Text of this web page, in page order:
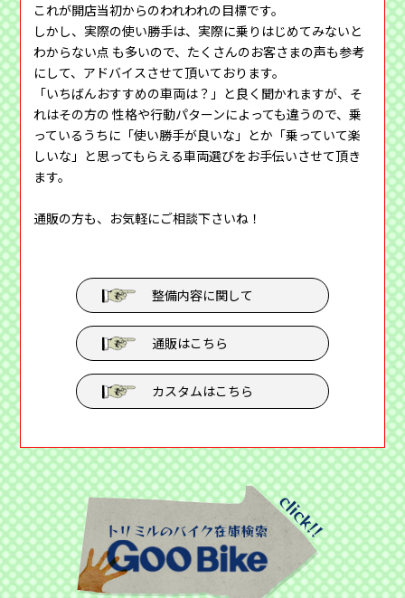
これが開店当初からのわれわれの目標です。
しかし、実際の使い勝手は、実際に乗りはじめてみないと
わからない点 も多いので、たくさんのお客さまの声も参考
にして、アドバイスさせて頂いております。
「いちばんおすすめの車両は？」と良く聞かれますが、そ
れはその方の 性格や行動パターンによっても違うので、乗
っているうちに「使い勝手が良いな」とか「乗っていて楽
しいな」と思ってもらえる車両選びをお手伝いさせて頂き
ます。
通販の方も、お気軽にご相談下さいね！
整備内容に関して
通販はこちら
カスタムはこちら